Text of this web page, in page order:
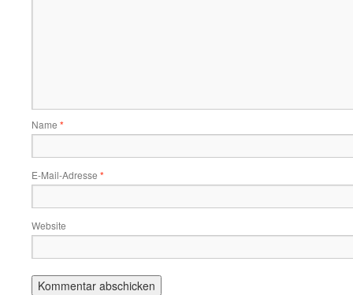
Name *
E-Mail-Adresse *
Website